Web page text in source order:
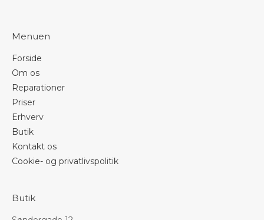
Menuen
Forside
Om os
Reparationer
Priser
Erhverv
Butik
Kontakt os
Cookie- og privatlivspolitik
Butik